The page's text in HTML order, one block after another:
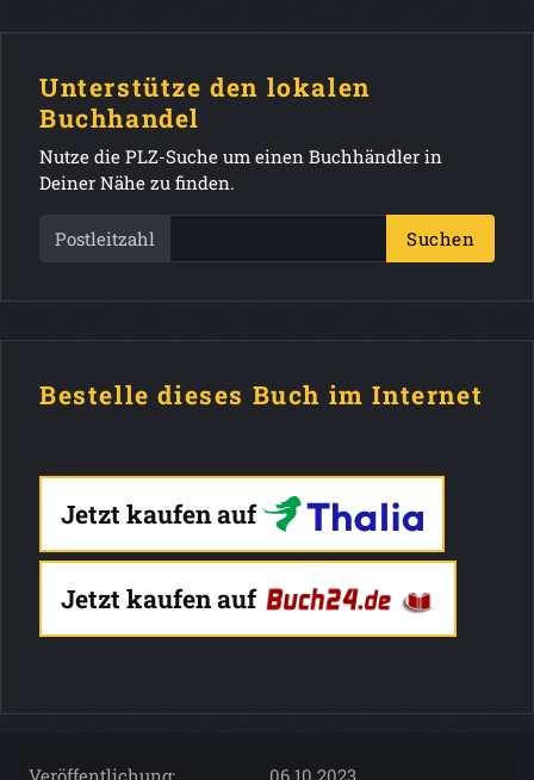
Unterstütze den lokalen
Buchhandel
Nutze die PLZ-Suche um einen Buchhändler in
Deiner Nähe zu finden.
Postleitzahl Suchen
Bestelle dieses Buch im Internet
Jetzt kaufen auf
Jetzt kaufen auf
Veröffentlichung:
06.10.2023